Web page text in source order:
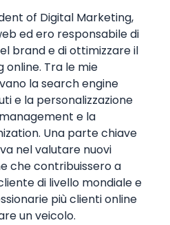
of Digital Marketing,
ed ero responsabile di
brand e di ottimizzare il
online. Tra le mie
la search engine
e la personalizzazione
e la
Una parte chiave
nel valutare nuovi
che contribuissero a
di livello mondiale e
più clienti online
un veicolo.